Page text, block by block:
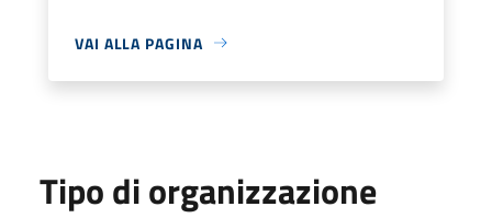
VAI ALLA PAGINA
Tipo di organizzazione